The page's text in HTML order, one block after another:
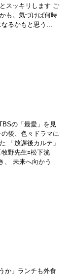
スッキリします ご
も。気づけば何時
るかもと思う...
の「最愛」を見
後、色々ドラマに
「放課後カルテ」
野先生🟰松下洸
、 未来へ向かう
か」ランチも外食